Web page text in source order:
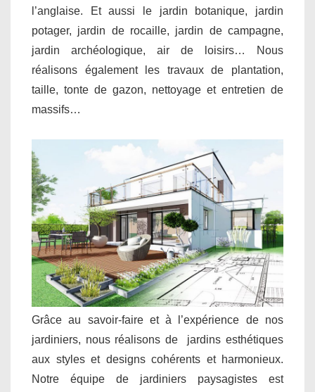
l’anglaise. Et aussi le jardin botanique, jardin
potager, jardin de rocaille, jardin de campagne,
jardin archéologique, air de loisirs… Nous
réalisons également les travaux de plantation,
taille, tonte de gazon, nettoyage et entretien de
massifs…
Grâce au savoir-faire et à l’expérience de nos
jardiniers, nous réalisons de jardins esthétiques
aux styles et designs cohérents et harmonieux.
Notre équipe de jardiniers paysagistes est